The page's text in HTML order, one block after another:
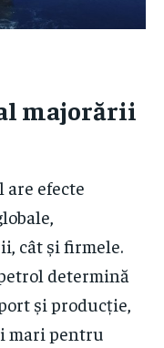
majorării
efecte
cât și firmele.
determină
și producție,
mari pentru